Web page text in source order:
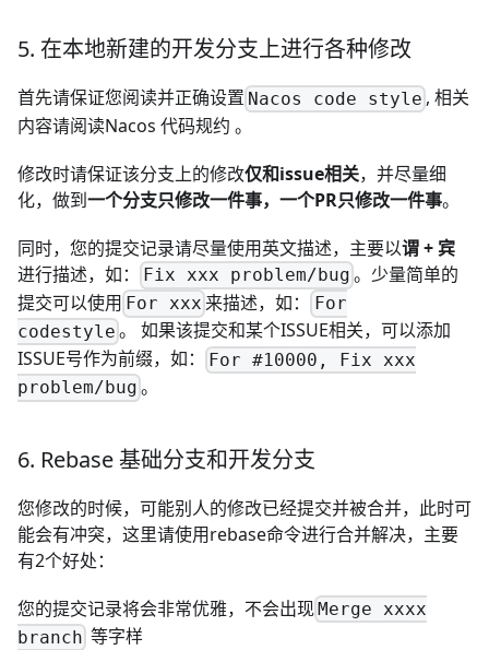
5. 在本地新建的开发分支上进行各种修改
首先请保证您阅读并正确设置 Nacos code style , 相关
内容请阅读Nacos 代码规约 。
修改时请保证该分支上的修改仅和issue相关，并尽量细
化，做到一个分支只修改一件事，一个PR只修改一件事。
同时，您的提交记录请尽量使用英文描述，主要以谓 + 宾
进行描述，如：
Fix xxx problem/bug 。少量简单的
提交可以使用 For xxx 来描述，如： For
codestyle 。 如果该提交和某个ISSUE相关，可以添加
ISSUE号作为前缀，如：
For #10000, Fix xxx
problem/bug 。
6. Rebase 基础分支和开发分支
您修改的时候，可能别人的修改已经提交并被合并，此时可
能会有冲突，这里请使用rebase命令进行合并解决，主要
有2个好处：
您的提交记录将会非常优雅，不会出现 Merge xxxx
branch 等字样